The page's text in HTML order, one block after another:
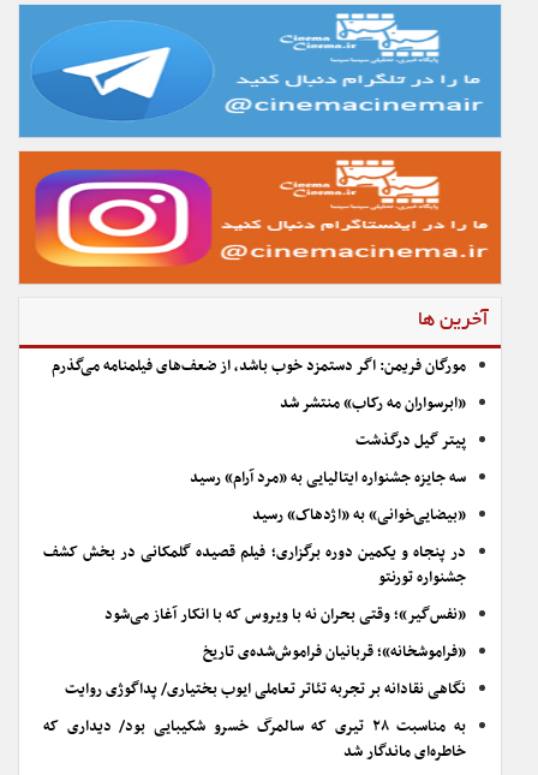
آخرین ها
مورگان فریمن: اگر دستمزد خوب باشد، از ضعف‌های فیلمنامه می‌گذرم
«ابرسواران مه رکاب» منتشر شد
پیتر گیل درگذشت
سه جایزه جشنواره ایتالیایی به «مرد آرام» رسید
«بیضایی‌خوانی» به «اژدهاک» رسید
در پنجاه و یکمین دوره برگزاری؛ فیلم قصیده گلمکانی در بخش کشف
جشنواره تورنتو
«نفس‌گیر»؛ وقتی بحران نه با ویروس که با انکار آغاز می‌شود
«فراموشخانه»؛ قربانیان فراموش‌شده‌ی تاریخ
نگاهی نقادانه بر تجربه تئاتر تعاملی ایوب بختیاری/ پداگوژی روایت
به مناسبت ۲۸ تیری که سالمرگ خسرو شکیبایی بود/ دیداری که
خاطره‌ای ماندگار شد